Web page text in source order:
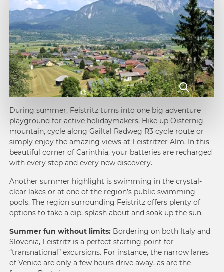
During summer, Feistritz turns into one big adventure
playground for active holidaymakers. Hike up Oisternig
mountain, cycle along Gailtal Radweg R3 cycle route or
simply enjoy the amazing views at Feistritzer Alm. In this
beautiful corner of Carinthia, your batteries are recharged
with every step and every new discovery.
Another summer highlight is swimming in the crystal-
clear lakes or at one of the region’s public swimming
pools. The region surrounding Feistritz offers plenty of
options to take a dip, splash about and soak up the sun.
Summer fun without limits: Bordering on both Italy and
Slovenia, Feistritz is a perfect starting point for
“transnational” excursions. For instance, the narrow lanes
of Venice are only a few hours drive away, as are the